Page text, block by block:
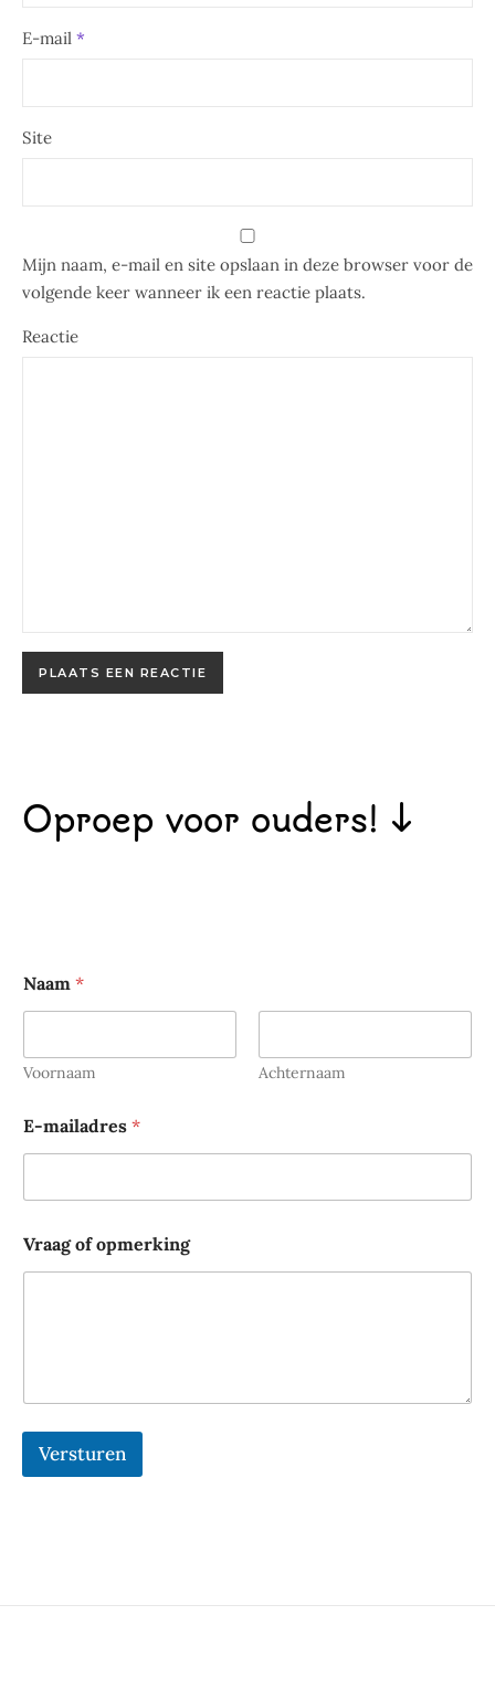
E-mail *
Site
Mijn naam, e-mail en site opslaan in deze browser voor de
volgende keer wanneer ik een reactie plaats.
Reactie
Oproep voor ouders! ↓
Naam *
Voornaam Achternaam
-
m
i
a
d
r
E-mailadres *
Vraag of opmerking
Versturen